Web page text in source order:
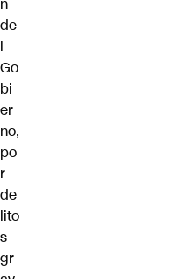
de
l
Go
bi
er
no,
po
r
de
lito
s
gr